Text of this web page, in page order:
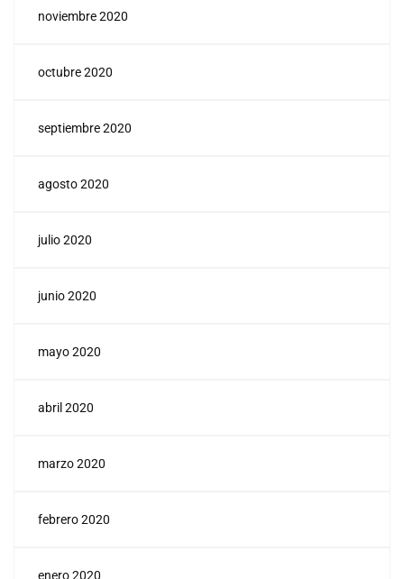
noviembre 2020
octubre 2020
septiembre 2020
agosto 2020
julio 2020
junio 2020
mayo 2020
abril 2020
marzo 2020
febrero 2020
enero 2020